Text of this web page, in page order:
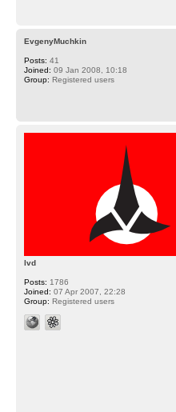
EvgenyMuchkin
Posts: 41
Joined: 09 Jan 2008, 10:18
Group: Registered users
lvd
Posts: 1786
Joined: 07 Apr 2007, 22:28
Group: Registered users